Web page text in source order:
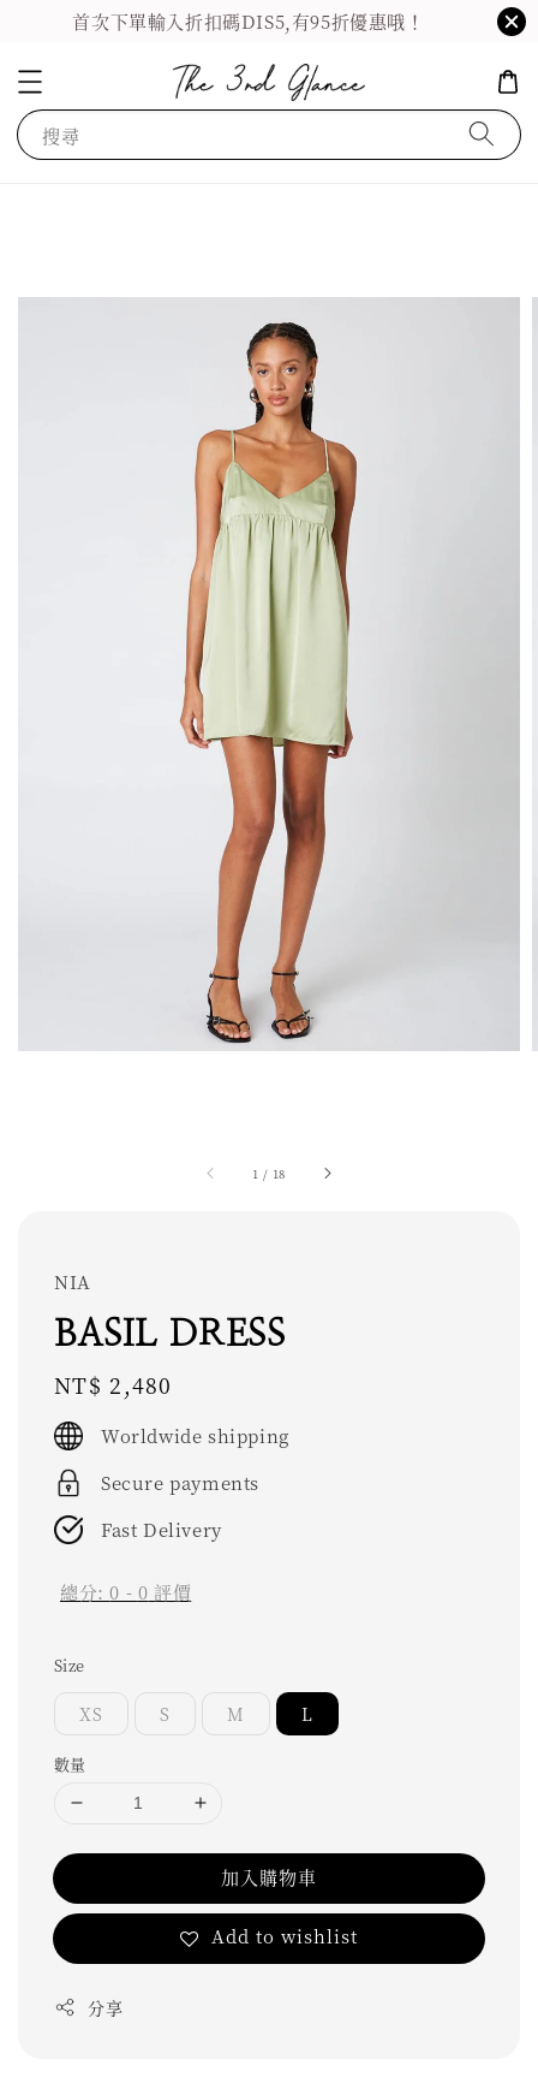
首次下單輸入折扣碼DIS5,有95折優惠哦！
搜尋
1 / 18
NIA
BASIL DRESS
Regular
price
NT$ 2,480
Worldwide shipping
Secure payments
Fast Delivery
總分:0 - 0 評價
Size
XS S M L
數量
加入購物車
Add to wishlist
分享